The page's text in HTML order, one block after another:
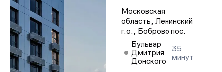
Проектная декларация от 04.06.2025 г.
Проектная декларация от 04.06.2025 г.
Проектная декларация от 04.06.2025 г.
Проектная декларация от 04.06.2025 г.
Проектная декларация от 04.06.2025 г.
Проектная декларация от 04.06.2025 г.
Проектная декларация от 04.06.2025 г.
Проектная декларация от 04.06.2025 г.
Московская
область, Ленинский
г.о., Боброво пос.
Бульвар
Дмитрия
Донского
35
минут